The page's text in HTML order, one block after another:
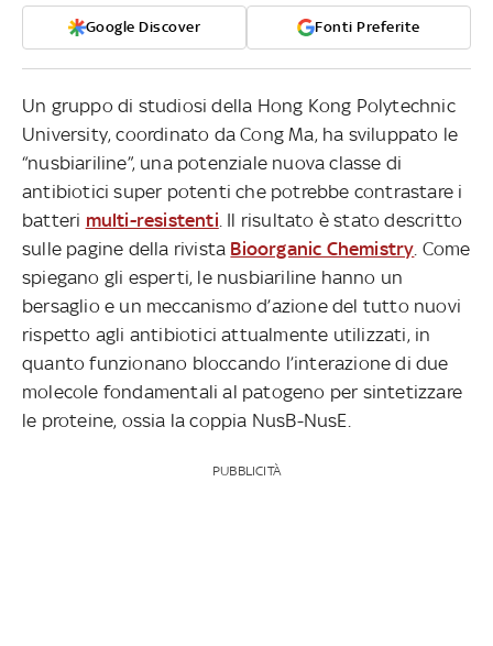
Google Discover Fonti Preferite
Un gruppo di studiosi della Hong Kong Polytechnic
University, coordinato da Cong Ma, ha sviluppato le
“nusbiariline”, una potenziale nuova classe di
antibiotici super potenti che potrebbe contrastare i
batteri multi-resistenti . Il risultato è stato descritto
sulle pagine della rivista Bioorganic Chemistry . Come
spiegano gli esperti, le nusbiariline hanno un
bersaglio e un meccanismo d’azione del tutto nuovi
rispetto agli antibiotici attualmente utilizzati, in
quanto funzionano bloccando l’interazione di due
molecole fondamentali al patogeno per sintetizzare
le proteine, ossia la coppia NusB-NusE.
PUBBLICITÀ